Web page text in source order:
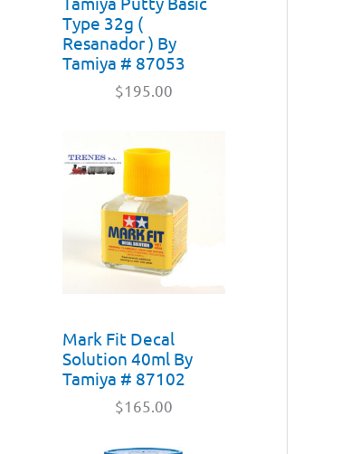
Type 32g (
Resanador ) By
Tamiya # 87053
$195.00
Mark Fit Decal
Solution 40ml By
Tamiya # 87102
$165.00